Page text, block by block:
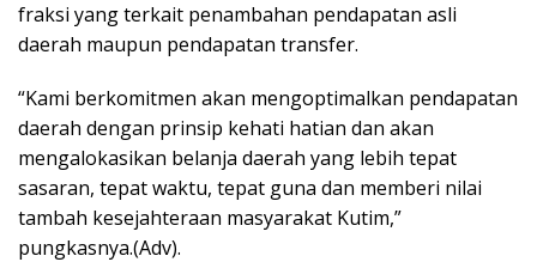
fraksi yang terkait penambahan pendapatan asli
daerah maupun pendapatan transfer.
“Kami berkomitmen akan mengoptimalkan pendapatan
daerah dengan prinsip kehati hatian dan akan
mengalokasikan belanja daerah yang lebih tepat
sasaran, tepat waktu, tepat guna dan memberi nilai
tambah kesejahteraan masyarakat Kutim,”
pungkasnya.(Adv).